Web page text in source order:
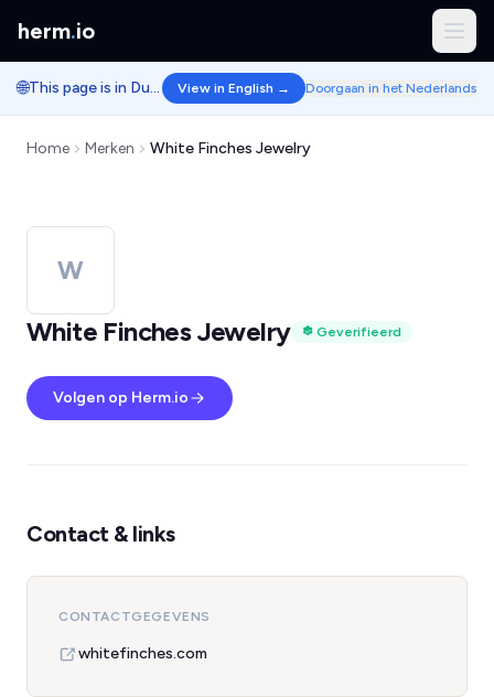
herm.io
🌐 This page is in Dutch. View in English → Doorgaan in het Nederlands
Home Merken White Finches Jewelry
W
White Finches Jewelry
Geverifieerd
Volgen op Herm.io
Contact & links
CONTACTGEGEVENS
whitefinches.com